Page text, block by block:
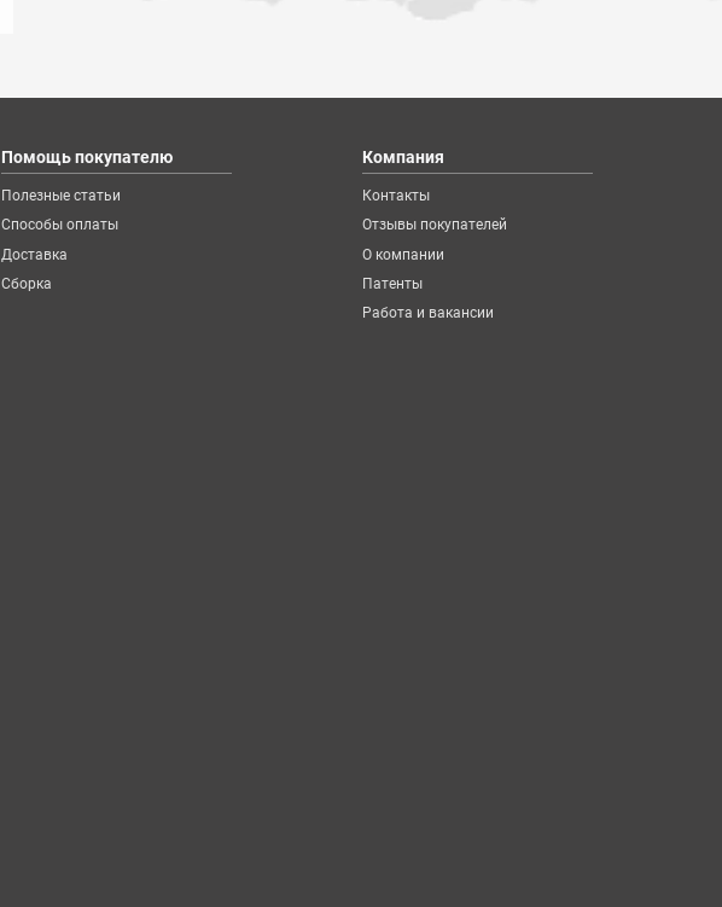
Помощь покупателю
Полезные статьи
Способы оплаты
Доставка
Сборка
Компания
Контакты
Отзывы покупателей
О компании
Патенты
Работа и вакансии